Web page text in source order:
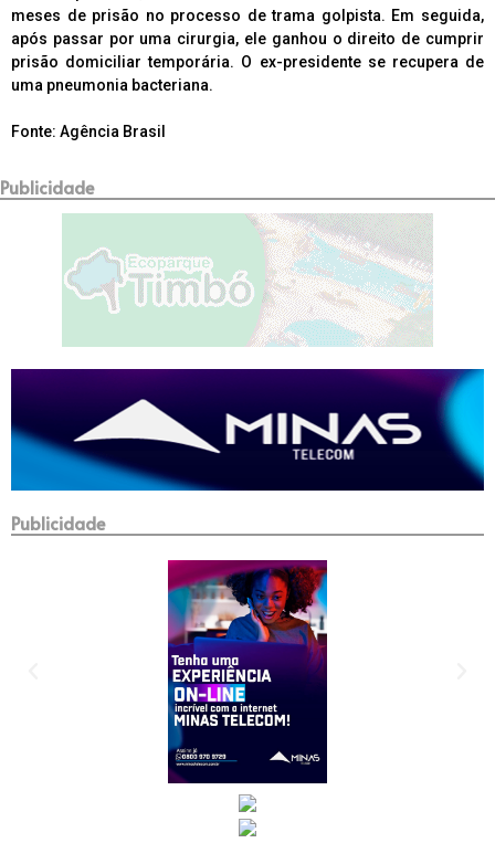
meses de prisão no processo de trama golpista. Em seguida,
após passar por uma cirurgia, ele ganhou o direito de cumprir
prisão domiciliar temporária. O ex-presidente se recupera de
uma pneumonia bacteriana.
Fonte: Agência Brasil
Publicidade
Publicidade